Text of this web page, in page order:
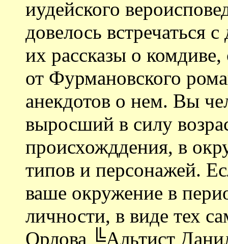
иудейского
довелось встречаться
их рассказы о
от Фурмановского
анекдотов о нем. Вы
выросший в силу
происхожддения, в
типов и персонажей.
ваше окружение в
личности, в виде тех
Орлова ╚Альтист